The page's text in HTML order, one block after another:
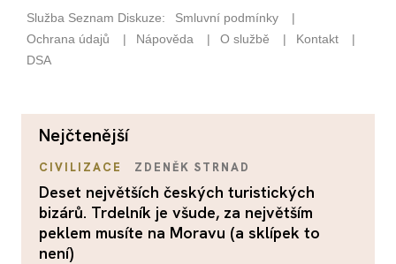
nejčtenější
CIVILIZACE ZDENĚK STRNAD
Deset největších českých turistických
bizárů. Trdelník je všude, za největším
peklem musíte na Moravu (a sklípek to
není)